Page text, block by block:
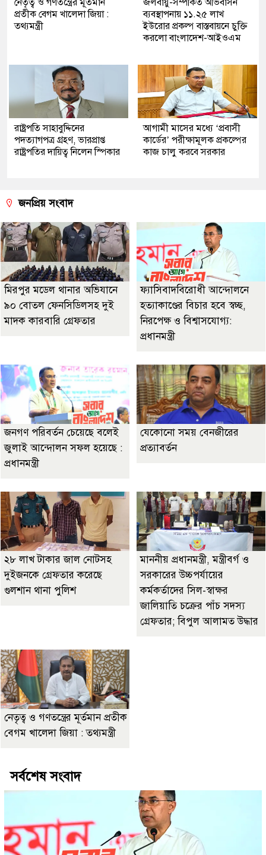
নেতৃত্ব ও গণতন্ত্রের মূর্তমান
প্রতীক বেগম খালেদা জিয়া :
তথ্যমন্ত্রী
জলবায়ু-সম্পর্কিত অভিবাসন
ব্যবস্থাপনায় ১১.২৫ লাখ
ইউরোর প্রকল্প বাস্তবায়নে চুক্তি
করলো বাংলাদেশ-আইওএম
রাষ্ট্রপতি সাহাবুদ্দিনের
পদত্যাগপত্র গ্রহণ, ভারপ্রাপ্ত
রাষ্ট্রপতির দায়িত্ব নিলেন স্পিকার
আগামী মাসের মধ্যে ‘প্রবাসী
কার্ডের’ পরীক্ষামূলক প্রকল্পের
কাজ চালু করবে সরকার
জনপ্রিয় সংবাদ
মিরপুর মডেল থানার অভিযানে
৯০ বোতল ফেনসিডিলসহ দুই
মাদক কারবারি গ্রেফতার
ফ্যাসিবাদবিরোধী আন্দোলনে
হত্যাকাণ্ডের বিচার হবে স্বচ্ছ,
নিরপেক্ষ ও বিশ্বাসযোগ্য:
প্রধানমন্ত্রী
জনগণ পরিবর্তন চেয়েছে বলেই
জুলাই আন্দোলন সফল হয়েছে :
প্রধানমন্ত্রী
যেকোনো সময় বেনজীরের
প্রত্যাবর্তন
২৮ লাখ টাকার জাল নোটসহ
দুইজনকে গ্রেফতার করেছে
গুলশান থানা পুলিশ
মাননীয় প্রধানমন্ত্রী, মন্ত্রীবর্গ ও
সরকারের উচ্চপর্যায়ের
কর্মকর্তাদের সিল-স্বাক্ষর
জালিয়াতি চক্রের পাঁচ সদস্য
গ্রেফতার; বিপুল আলামত উদ্ধার
নেতৃত্ব ও গণতন্ত্রের মূর্তমান প্রতীক
বেগম খালেদা জিয়া : তথ্যমন্ত্রী
সর্বশেষ সংবাদ